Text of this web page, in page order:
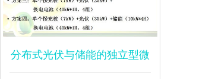
分布式光伏与储能的独立型微